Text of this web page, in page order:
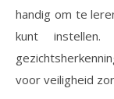
handig om te
kunt
voor veiligheid